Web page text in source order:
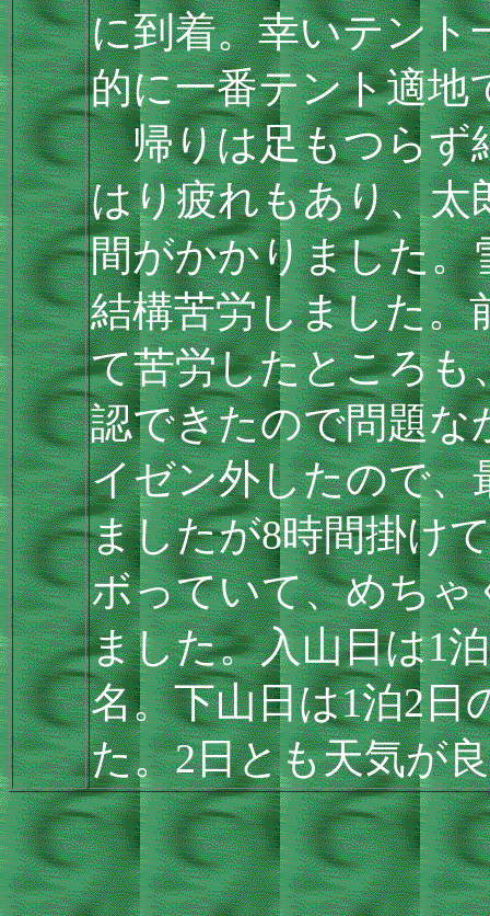
に到着。幸いテント
的に一番テント適地
帰りは足もつらず
はり疲れもあり、太
間がかかりました
結構苦労しました。
て苦労したところも
認できたので問題な
イゼン外したので、
ましたが8時間掛け
ボっていて、めちゃ
ました。入山日は1
名。下山日は1泊2日
た。2日とも天気が